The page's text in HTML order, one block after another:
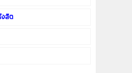
งสิต